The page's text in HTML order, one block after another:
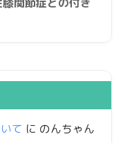
て に のんちゃん